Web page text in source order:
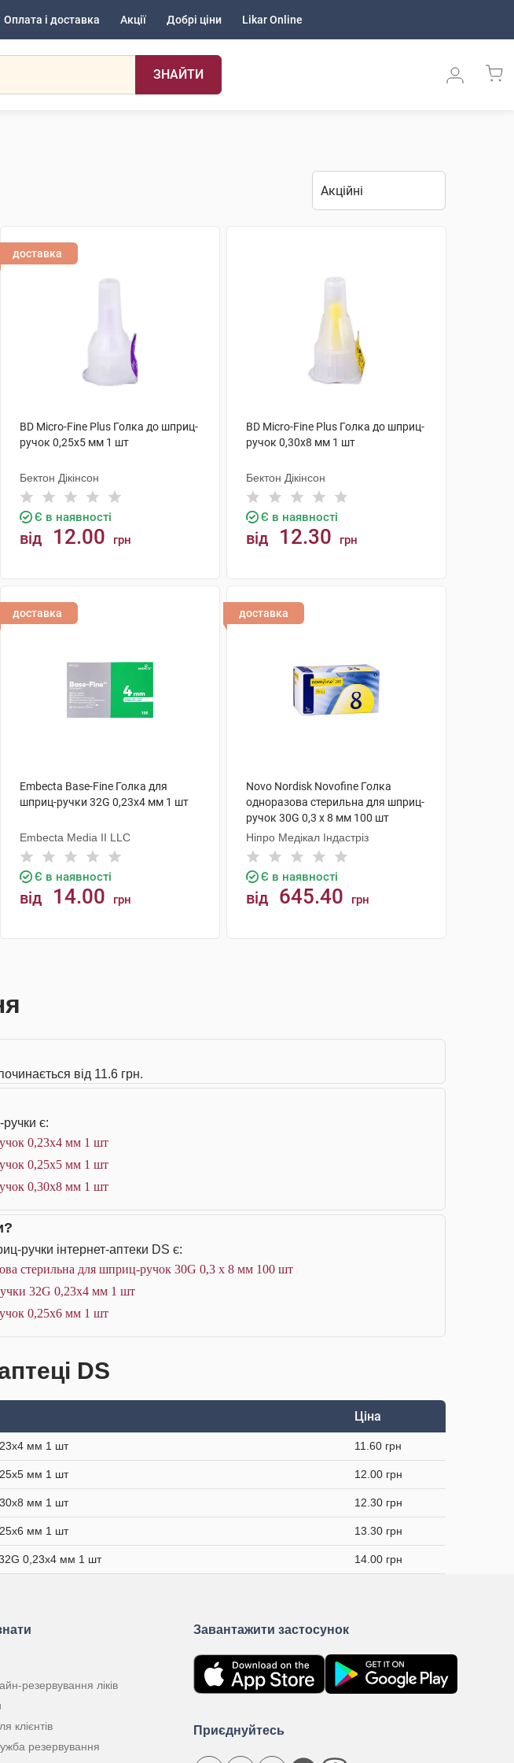
Оплата і доставка Акції Добрі ціни Likar Online
ЗНАЙТИ
доставка
BD Micro-Fine Plus Голка до шприц-
ручок 0,25х5 мм 1 шт
Бектон Дікінсон
Є в наявності
від 12.00 грн
BD Micro-Fine Plus Голка до шприц-
ручок 0,30х8 мм 1 шт
Бектон Дікінсон
Є в наявності
від 12.30 грн
доставка
Embecta Base-Fine Голка для
шприц-ручки 32G 0,23х4 мм 1 шт
Embecta Media II LLC
Є в наявності
від 14.00 грн
доставка
Novo Nordisk Novofine Голка
одноразова стерильна для шприц-
ручок 30G 0,3 х 8 мм 100 шт
Ніпро Медікал Індастріз
Є в наявності
від 645.40 грн
від 11.6 грн.
є:
0,23х4 мм 1 шт
0,25х5 мм 1 шт
0,30х8 мм 1 шт
ручки інтернет-аптеки DS є:
стерильна для шприц-ручок 30G 0,3 х 8 мм 100 шт
32G 0,23х4 мм 1 шт
0,25х6 мм 1 шт
DS
Ціна
мм 1 шт 11.60 грн
мм 1 шт 12.00 грн
мм 1 шт 12.30 грн
мм 1 шт 13.30 грн
0,23х4 мм 1 шт 14.00 грн
резервування ліків
клієнтів
резервування
Завантажити застосунок
Приєднуйтесь